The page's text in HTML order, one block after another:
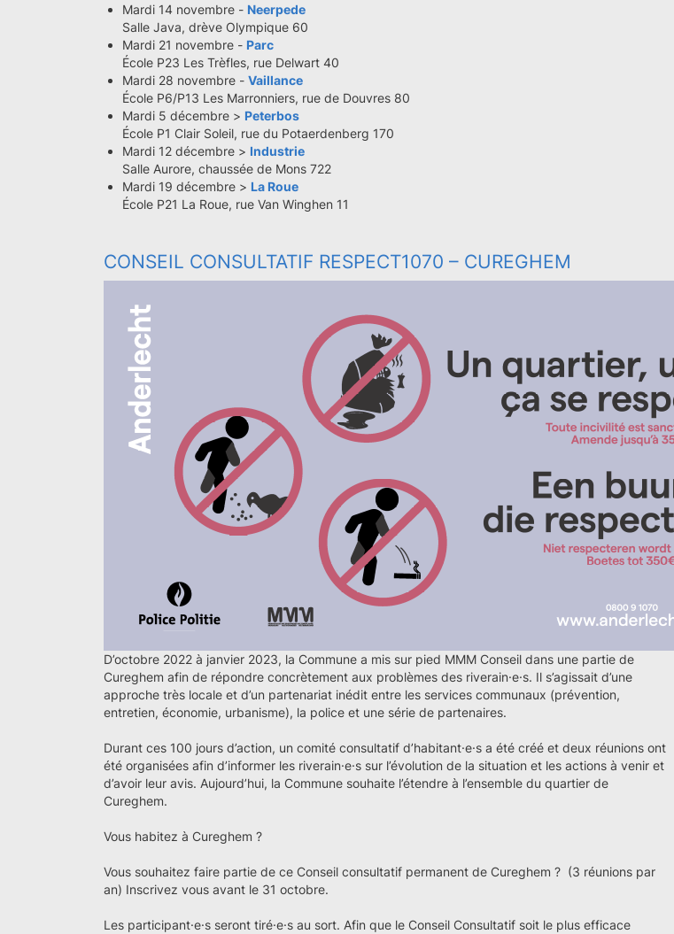
Mardi 14 novembre - Neerpede
Salle Java, drève Olympique 60
Mardi 21 novembre - Parc
École P23 Les Trèfles, rue Delwart 40
Mardi 28 novembre - Vaillance
École P6/P13 Les Marronniers, rue de Douvres 80
Mardi 5 décembre > Peterbos
École P1 Clair Soleil, rue du Potaerdenberg 170
Mardi 12 décembre > Industrie
Salle Aurore, chaussée de Mons 722
Mardi 19 décembre > La Roue
École P21 La Roue, rue Van Winghen 11
CONSEIL CONSULTATIF RESPECT1070 – CUREGHEM
D’octobre 2022 à janvier 2023, la Commune a mis sur pied MMM Conseil dans une partie de
Cureghem afin de répondre concrètement aux problèmes des riverain·e·s. Il s’agissait d’une
approche très locale et d’un partenariat inédit entre les services communaux (prévention,
entretien, économie, urbanisme), la police et une série de partenaires.
Durant ces 100 jours d’action, un comité consultatif d’habitant·e·s a été créé et deux réunions ont
été organisées afin d’informer les riverain·e·s sur l’évolution de la situation et les actions à venir et
d’avoir leur avis. Aujourd’hui, la Commune souhaite l’étendre à l’ensemble du quartier de
Cureghem.
Vous habitez à Cureghem ?
Vous souhaitez faire partie de ce Conseil consultatif permanent de Cureghem ? (3 réunions par
an) Inscrivez vous avant le 31 octobre.
Les participant·e·s seront tiré·e·s au sort. Afin que le Conseil Consultatif soit le plus efficace